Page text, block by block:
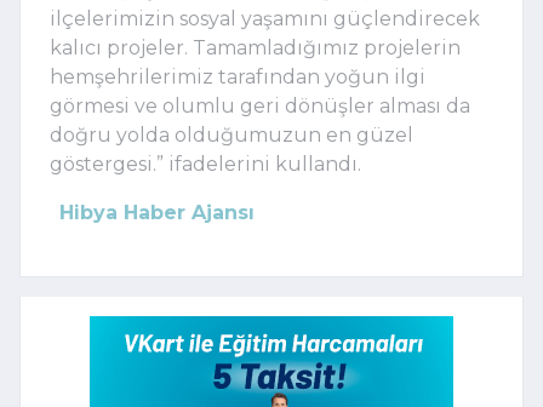
ilçelerimizin sosyal yaşamını güçlendirecek
kalıcı projeler. Tamamladığımız projelerin
hemşehrilerimiz tarafından yoğun ilgi
görmesi ve olumlu geri dönüşler alması da
doğru yolda olduğumuzun en güzel
göstergesi.” ifadelerini kullandı.
Hibya Haber Ajansı